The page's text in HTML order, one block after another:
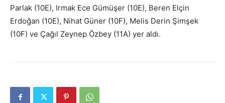
Parlak (10E), Irmak Ece Gümüşer (10E), Beren Elçin
Erdoğan (10E), Nihat Güner (10F), Melis Derin Şimşek
(10F) ve Çağıl Zeynep Özbey (11A) yer aldı.